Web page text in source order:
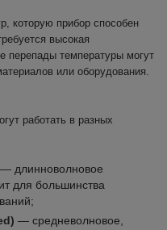
которую прибор способен
высокая
перепады температуры могут
или оборудования.
работать в разных
— длинноволновое
для большинства
— средневолновое,